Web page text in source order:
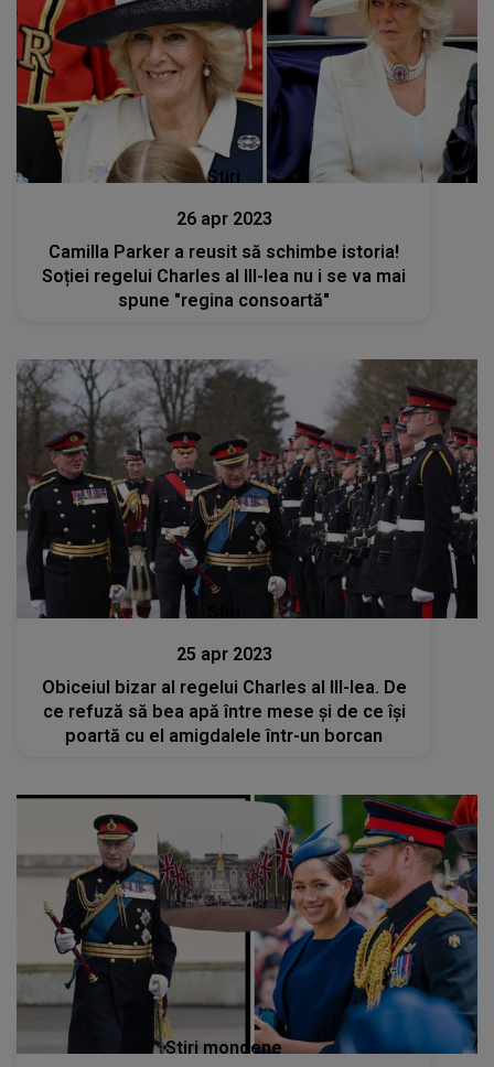
Stiri
26 apr 2023
Camilla Parker a reusit să schimbe istoria!
Soției regelui Charles al III-lea nu i se va mai
spune "regina consoartă"
25 apr 2023
Obiceiul bizar al regelui Charles al III-lea. De
ce refuză să bea apă între mese și de ce își
poartă cu el amigdalele într-un borcan
Stiri mondene